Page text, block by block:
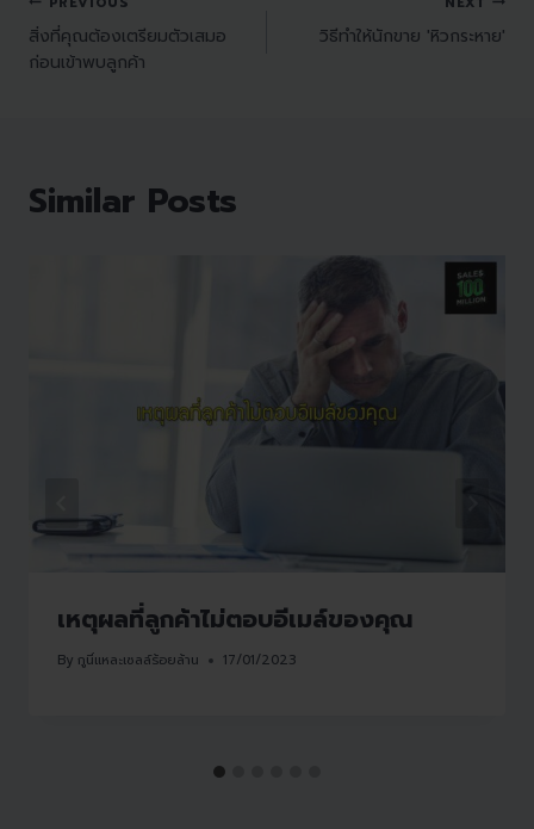
สิ่งที่คุณต้องเตรียมตัวเสมอ
ก่อนเข้าพบลูกค้า
วิธีทำให้นักขาย 'หิวกระหาย'
Similar Posts
เหตุผลที่ลูกค้าไม่ตอบอีเมล์ของคุณ
By กูนี่แหละเซลล์ร้อยล้าน 17/01/2023